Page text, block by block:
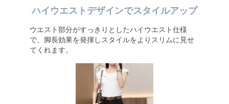
ハイウエストデザインでスタイルアップ
ウエスト部分がすっきりとしたハイウエスト仕様
で、脚長効果を発揮しスタイルをよりスリムに見せ
てくれます。